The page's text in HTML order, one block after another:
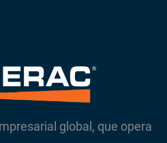
global, que opera